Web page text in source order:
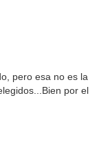
pero esa no es la
por el